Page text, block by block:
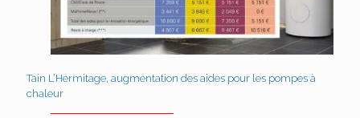
Tain L’Hermitage, augmentation des aides pour les pompes à
chaleur